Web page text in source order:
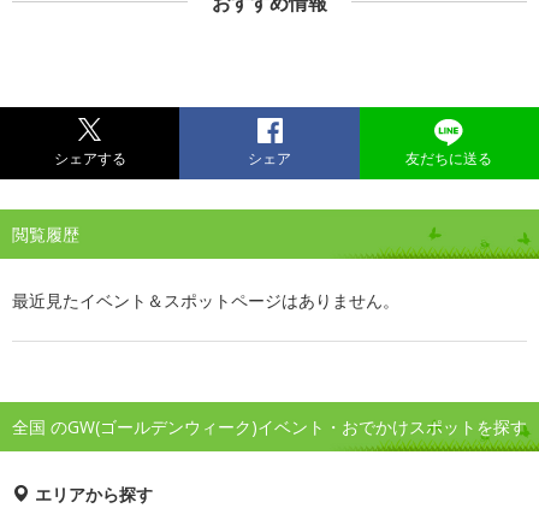
シェアする シェア 友だちに送る
閲覧履歴
最近見たイベント＆スポットページはありません。
全国 のGW(ゴールデンウィーク)イベント・おでかけスポットを探す
エリアから探す